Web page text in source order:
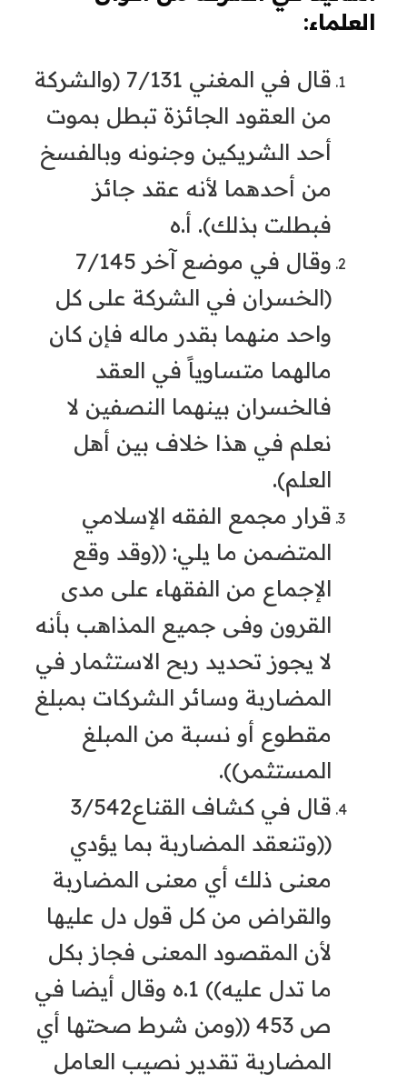
العلماء:
قال في المغني 7/131 (والشركة
من العقود الجائزة تبطل بموت
أحد الشريكين وجنونه وبالفسخ
من أحدهما لأنه عقد جائز
فبطلت بذلك). أ.ه
وقال في موضع آخر 7/145
(الخسران في الشركة على كل
واحد منهما بقدر ماله فإن كان
مالهما متساوياً في العقد
فالخسران بينهما النصفين لا
نعلم في هذا خلاف بين أهل
العلم).
قرار مجمع الفقه الإسلامي
المتضمن ما يلي: ((وقد وقع
الإجماع من الفقهاء على مدى
القرون وفى جميع المذاهب بأنه
لا يجوز تحديد ربح الاستثمار في
المضاربة وسائر الشركات بمبلغ
مقطوع أو نسبة من المبلغ
المستثمر)).
قال في كشاف القناع3/542
((وتنعقد المضاربة بما يؤدي
معنى ذلك أي معنى المضاربة
والقراض من كل قول دل عليها
لأن المقصود المعنى فجاز بكل
ما تدل عليه)) 1.ه وقال أيضا في
ص 453 ((ومن شرط صحتها أي
المضاربة تقدير نصيب العامل